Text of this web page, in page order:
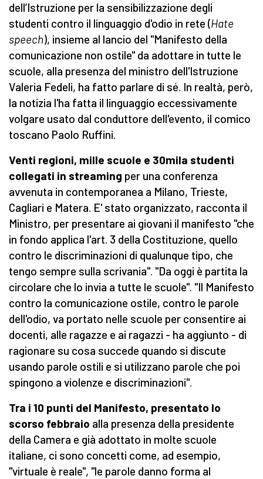
dell’Istruzione per la sensibilizzazione degli
studenti contro il linguaggio d'odio in rete (Hate
speech), insieme al lancio del "Manifesto della
comunicazione non ostile" da adottare in tutte le
scuole, alla presenza del ministro dell'Istruzione
Valeria Fedeli, ha fatto parlare di sé. In realtà, però,
la notizia l'ha fatta il linguaggio eccessivamente
volgare usato dal conduttore dell'evento, il comico
toscano Paolo Ruffini.
Venti regioni, mille scuole e 30mila studenti
collegati in streaming per una conferenza
avvenuta in contemporanea a Milano, Trieste,
Cagliari e Matera. E' stato organizzato, racconta il
Ministro, per presentare ai giovani il manifesto "che
in fondo applica l'art. 3 della Costituzione, quello
contro le discriminazioni di qualunque tipo, che
tengo sempre sulla scrivania". "Da oggi è partita la
circolare che lo invia a tutte le scuole". "Il Manifesto
contro la comunicazione ostile, contro le parole
dell'odio, va portato nelle scuole per consentire ai
docenti, alle ragazze e ai ragazzi - ha aggiunto - di
ragionare su cosa succede quando si discute
usando parole ostili e si utilizzano parole che poi
spingono a violenze e discriminazioni".
Tra i 10 punti del Manifesto, presentato lo
scorso febbraio alla presenza della presidente
della Camera e già adottato in molte scuole
italiane, ci sono concetti come, ad esempio,
"virtuale è reale", "le parole danno forma al